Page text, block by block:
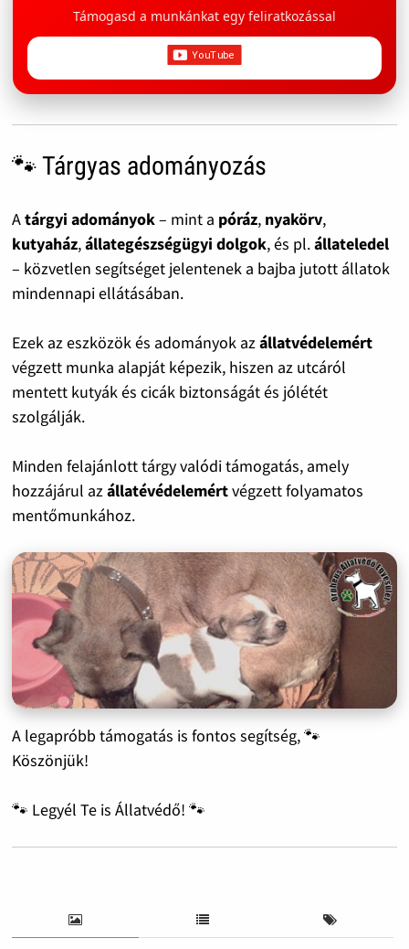
Támogasd a munkánkat egy feliratkozással
🐾 Tárgyas adományozás
Atárgyi adományok– mint a póráz, nyakörv,
kutyaház,állategészségügyi dolgok, és pl.állateledel
– közvetlen segítséget jelentenek a bajba jutott állatok
mindennapi ellátásában.
Ezek az eszközök és adományok azállatvédelemért
végzett munka alapját képezik, hiszen az utcáról
mentett kutyák és cicák biztonságát és jólétét
szolgálják.
Minden felajánlott tárgy valódi támogatás, amely
hozzájárul azállatévédelemértvégzett folyamatos
mentőmunkához.
A legapróbb támogatás is fontos segítség, 🐾
Köszönjük!
🐾 Legyél Te is Állatvédő! 🐾